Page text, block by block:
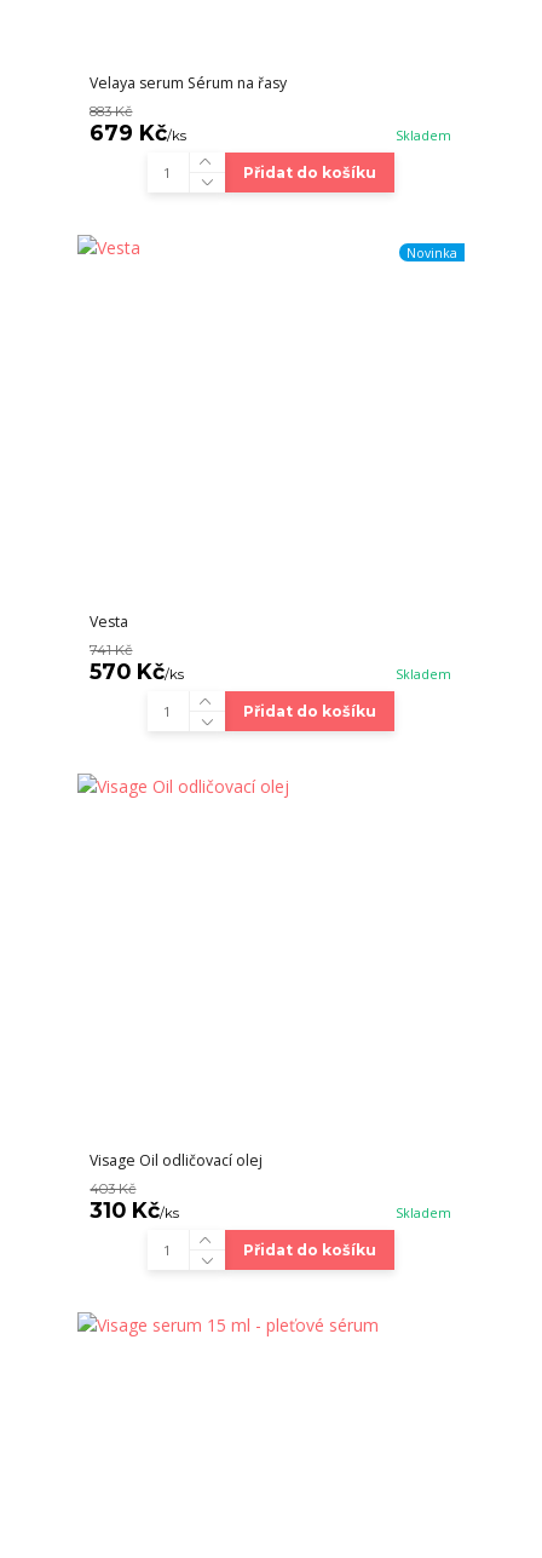
Velaya serum Sérum na řasy
883 Kč
679 Kč/ks Skladem
Přidat do košíku
Novinka
Vesta
741 Kč
570 Kč/ks Skladem
Přidat do košíku
Visage Oil odličovací olej
403 Kč
310 Kč/ks Skladem
Přidat do košíku